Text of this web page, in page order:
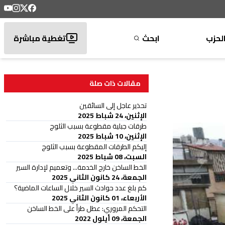
ابحث تغطية مباشرة
مقالات ذات صلة
تحذير عاجل إلى السائقين
الإثنين، 24 شباط 2025
طرقات جبلية مقطوعة بسبب الثلوج
الإثنين، 10 شباط 2025
إليكم الطرقات المقطوعة بسبب الثلوج
السبت، 08 شباط 2025
الخط الساخن خارج الخدمة... وتعميم لإدارة السير
الجمعة، 24 كانون الثاني 2025
كم بلغ عدد حوادث السير خلال الساعات الماضية؟
الأربعاء، 01 كانون الثاني 2025
التحكم المروري: عطل طرأ على الخط الساخن
الجمعة، 09 أيلول 2022